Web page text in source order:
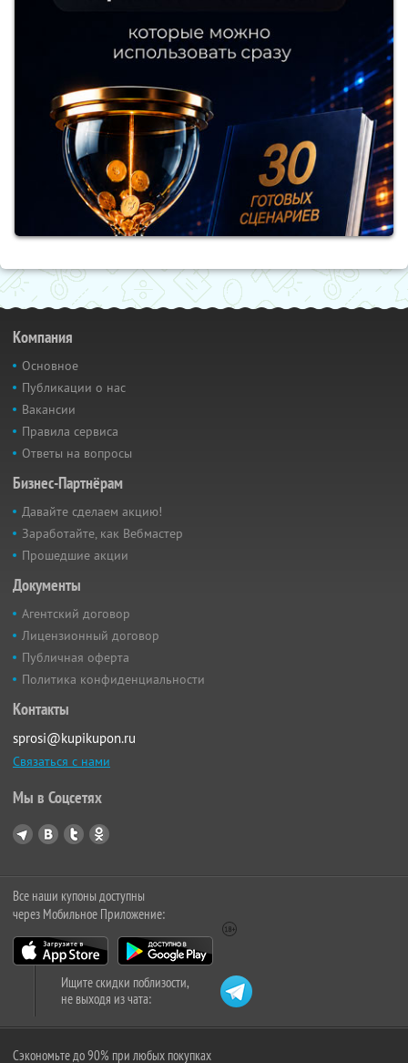
Компания
Основное
Публикации о нас
Вакансии
Правила сервиса
Ответы на вопросы
Бизнес-Партнёрам
Давайте сделаем акцию!
Заработайте, как Вебмастер
Прошедшие акции
Документы
Агентский договор
Лицензионный договор
Публичная оферта
Политика конфиденциальности
Контакты
sprosi@kupikupon.ru
Связаться с нами
Мы в Соцсетях
Все наши купоны доступны
через Мобильное Приложение:
Ищите скидки поблизости,
не выходя из чата:
Сэкономьте до 90% при любых покупках